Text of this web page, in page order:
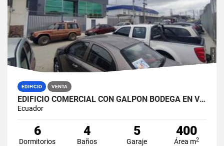
EDIFICIO VENTA
EDIFICIO COMERCIAL CON GALPÓN BODEGA EN VENTA ZONA MÉDICA DURÁN NORTE
Ecuador
6
Dormitorios
4
Baños
5
Garaje
400
Área m2